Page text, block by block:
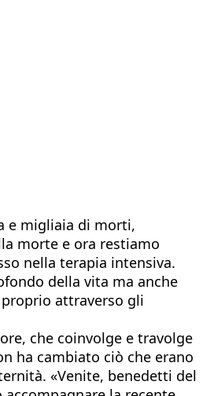
e migliaia di morti,
morte e ora restiamo
nella terapia intensiva.
della vita ma anche
attraverso gli
che coinvolge e travolge
ha cambiato ciò che erano
«Venite, benedetti del